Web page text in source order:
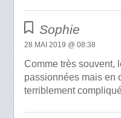
Sophie
28 MAI 2019 @ 08:38
Comme très souvent,
passionnées mais en
terriblement